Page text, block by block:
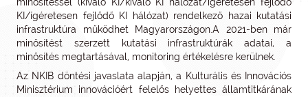
KI/ígéretesen fejlődő KI hálózat) rendelkező hazai kutatási
infrastruktúra működhet Magyarországon.A 2021-ben már
minősítést szerzett kutatási infrastruktúrák adatai, a
minősítés megtartásával, monitoring értékelésre kerülnek.
Az NKIB döntési javaslata alapján, a Kulturális és Innovációs
Minisztérium innovációért felelős helyettes államtitkárának